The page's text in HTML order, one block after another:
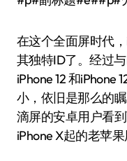
在这个全面屏时代
其独特ID了。经过
iPhone 12 和iPhone
小，依旧是那么的
滴屏的安卓用户看
iPhone X起的老苹